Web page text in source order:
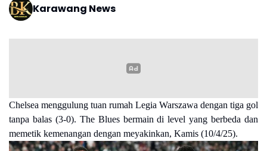
Karawang News
Chelsea menggulung tuan rumah Legia Warszawa dengan tiga gol
tanpa balas (3-0). The Blues bermain di level yang berbeda dan
memetik kemenangan dengan meyakinkan, Kamis (10/4/25).